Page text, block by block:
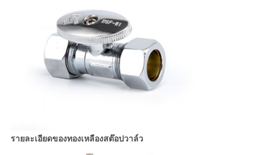
รายละเอียดของทองเหลืองสต๊อปวาล์ว